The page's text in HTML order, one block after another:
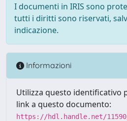
I documenti in IRIS sono
tutti i diritti sono riservati,
indicazione.
Informazioni
Utilizza questo identificativo
link a questo documento:
https://hdl.handle.net/